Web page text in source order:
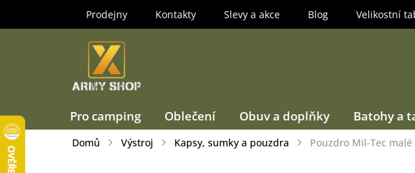
Prodejny Kontakty Slevy a akce Blog Velikostní
Pro camping Oblečení Obuv a doplňky Batohy a
Domů Výstroj Kapsy, sumky a pouzdra Pouzdro Mil-Tec malé